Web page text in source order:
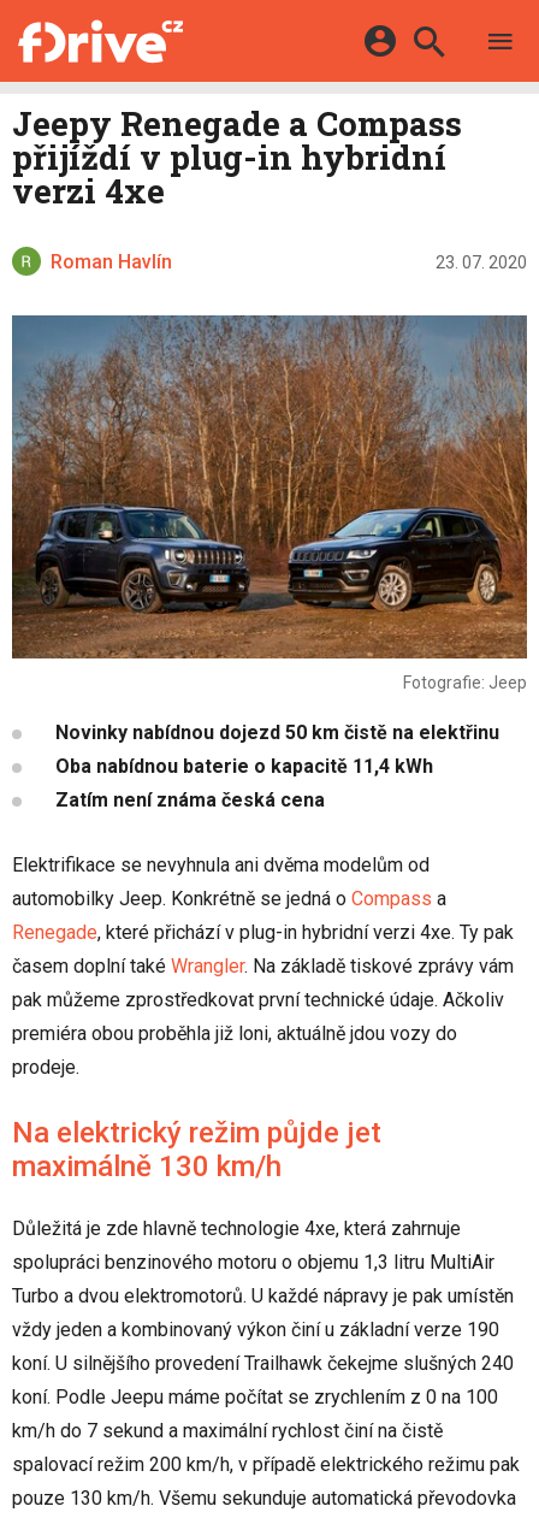
KATALOG
MAPA STANIC
DALŠÍ
HYBRIDY
E-MOTORSPORT
OSTATNÍ
Facebook Google
Jeepy Renegade a Compass
přijíždí v plug-in hybridní
verzi 4xe
Roman Havlín 23. 07. 2020
Fotografie: Jeep
Novinky nabídnou dojezd 50 km čistě na elektřinu
Oba nabídnou baterie o kapacitě 11,4 kWh
Zatím není známa česká cena
Elektrifikace se nevyhnula ani dvěma modelům od
automobilky Jeep. Konkrétně se jedná o Compass a
Renegade, které přichází v plug-in hybridní verzi 4xe. Ty pak
časem doplní také Wrangler. Na základě tiskové zprávy vám
pak můžeme zprostředkovat první technické údaje. Ačkoliv
premiéra obou proběhla již loni, aktuálně jdou vozy do
prodeje.
Na elektrický režim půjde jet
maximálně 130 km/h
Důležitá je zde hlavně technologie 4xe, která zahrnuje
spolupráci benzinového motoru o objemu 1,3 litru MultiAir
Turbo a dvou elektromotorů. U každé nápravy je pak umístěn
vždy jeden a kombinovaný výkon činí u základní verze 190
koní. U silnějšího provedení Trailhawk čekejme slušných 240
koní. Podle Jeepu máme počítat se zrychlením z 0 na 100
km/h do 7 sekund a maximální rychlost činí na čistě
spalovací režim 200 km/h, v případě elektrického režimu pak
pouze 130 km/h. Všemu sekunduje automatická převodovka